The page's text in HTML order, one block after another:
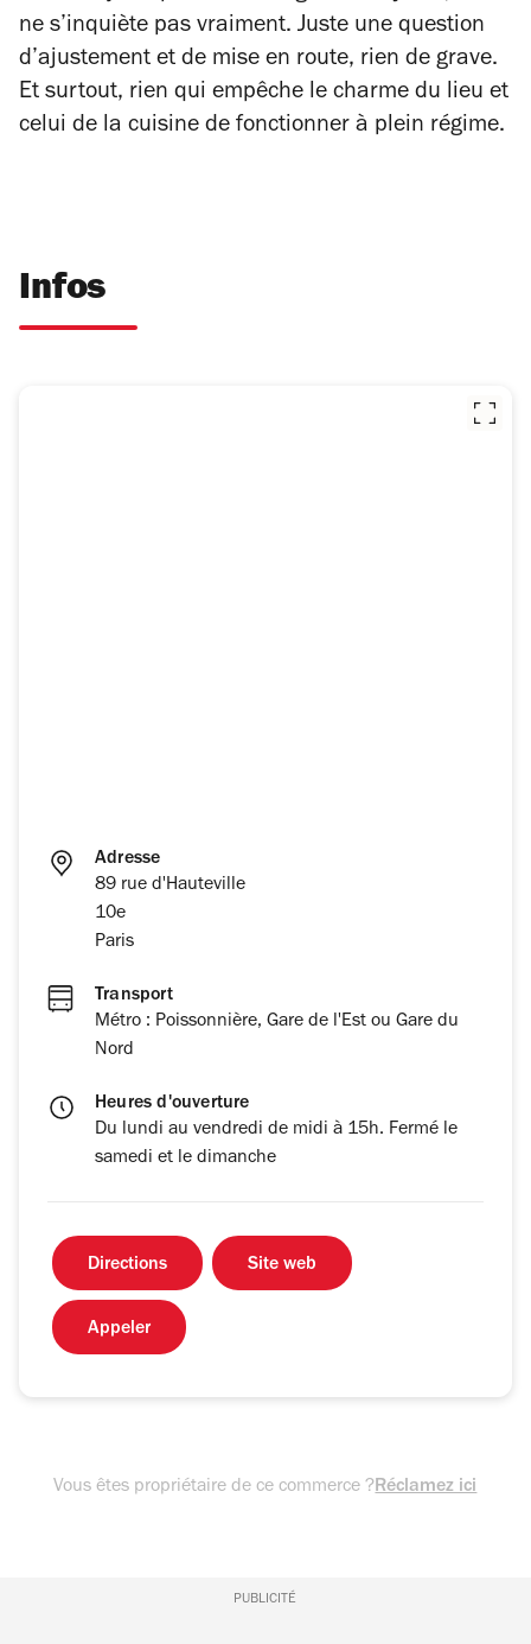
ne s’inquiète pas vraiment. Juste une question
d’ajustement et de mise en route, rien de grave.
Et surtout, rien qui empêche le charme du lieu et
celui de la cuisine de fonctionner à plein régime.
Infos
Adresse
89 rue d'Hauteville
10e
Paris
Transport
Métro : Poissonnière, Gare de l'Est ou Gare du
Nord
Heures d'ouverture
Du lundi au vendredi de midi à 15h. Fermé le
samedi et le dimanche
Directions Site web
Appeler
Vous êtes propriétaire de ce commerce ?Réclamez ici
PUBLICITÉ